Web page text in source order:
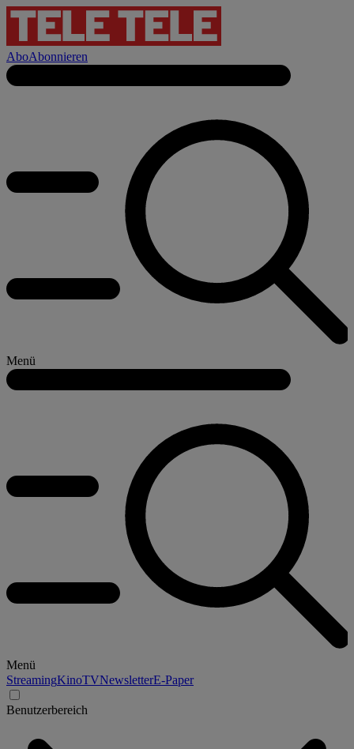
AboAbonnieren
Menü
Menü
StreamingKinoTVNewsletterE-Paper
Benutzerbereich